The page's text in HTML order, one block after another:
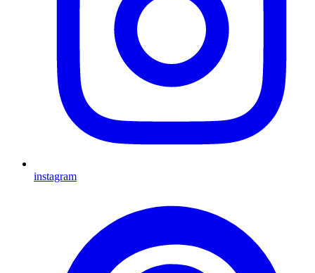
instagram